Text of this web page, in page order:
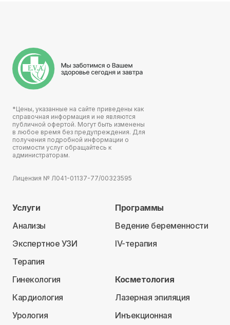
*Цены, указанные на сайте приведены как
справочная информация и не являются
публичной офертой. Могут быть изменены
в любое время без предупреждения. Для
получения подробной информации о
стоимости услуг обращайтесь к
администраторам.
Лицензия № Л041-01137-77/00323595
Услуги
Анализы
Экспертное УЗИ
Терапия
Гинекология
Кардиология
Урология
Программы
Ведение беременности
IV-терапия
Косметология
Лазерная эпиляция
Инъекционная